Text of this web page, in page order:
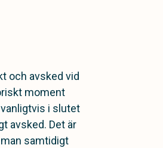
och avsked vid
moment
i slutet
avsked. Det är
samtidigt